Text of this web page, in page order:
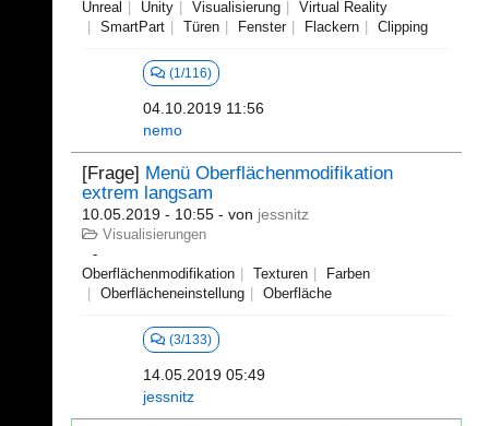
Unreal Unity Visualisierung
Virtual Reality
SmartPart
Türen Fenster Flackern Clipping
(1/116)
04.10.2019 11:56
nemo
[Frage] Menü Oberflächenmodifikation
extrem langsam
10.05.2019 - 10:55 - von jessnitz
Visualisierungen
Oberflächenmodifikation Texturen
Farben
Oberflächeneinstellung
Oberfläche
(3/133)
14.05.2019 05:49
jessnitz